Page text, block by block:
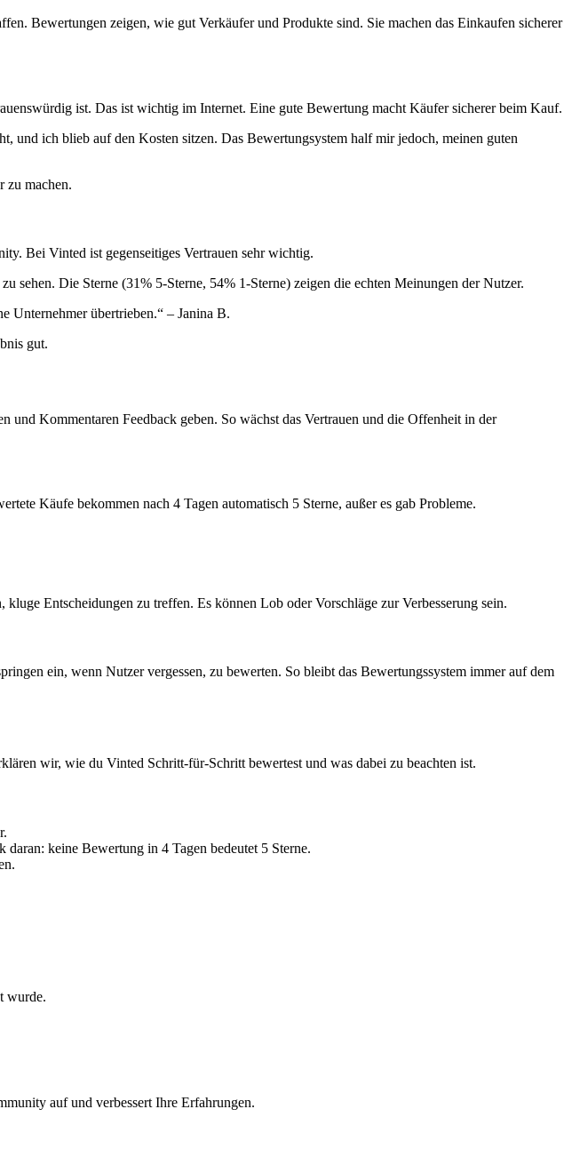
Bewertungen zeigen, wie gut Verkäufer und Produkte sind. Sie machen das Einkaufen sicherer
ist. Das ist wichtig im Internet. Eine gute Bewertung macht Käufer sicherer beim Kauf.
und ich blieb auf den Kosten sitzen. Das Bewertungsystem half mir jedoch, meinen guten
zu machen.
Bei Vinted ist gegenseitiges Vertrauen sehr wichtig.
sehen. Die Sterne (31% 5-Sterne, 54% 1-Sterne) zeigen die echten Meinungen der Nutzer.
Unternehmer übertrieben.“ – Janina B.
gut.
Kommentaren Feedback geben. So wächst das Vertrauen und die Offenheit in der
Käufe bekommen nach 4 Tagen automatisch 5 Sterne, außer es gab Probleme.
Entscheidungen zu treffen. Es können Lob oder Vorschläge zur Verbesserung sein.
ein, wenn Nutzer vergessen, zu bewerten. So bleibt das Bewertungssystem immer auf dem
wir, wie du Vinted Schritt-für-Schritt bewertest und was dabei zu beachten ist.
keine Bewertung in 4 Tagen bedeutet 5 Sterne.
wurde.
auf und verbessert Ihre Erfahrungen.